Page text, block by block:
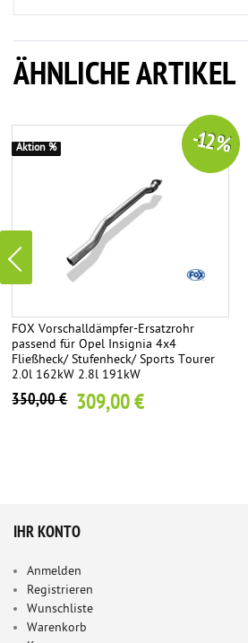
ÄHNLICHE ARTIKEL
FOX Vorschalldämpfer-Ersatzrohr
passend für Opel Insignia 4x4
Fließheck/ Stufenheck/ Sports Tourer
2.0l 162kW 2.8l 191kW
350,00 € 309,00 €
-12 %
Aktion %
IHR KONTO
Anmelden
Registrieren
Wunschliste
Warenkorb